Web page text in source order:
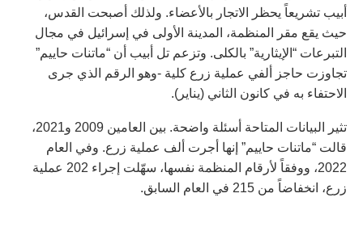
أبيب تشريعاً يحظر الاتجار بالأعضاء. ولذلك أصبحت القدس،
حيث يقع مقر المنظمة، المدينة الأولى في إسرائيل في مجال
التبرعات “الإيثارية” بالكلى. وتزعم تل أبيب أن “ماتنات حاييم”
تجاوزت حاجز ألفي عملية زرع كلية -وهو الرقم الذي جرى
الاحتفاء به في كانون الثاني (يناير).
تثير البيانات المتاحة أسئلة واضحة. بين العامين 2009 و2021،
قالت “ماتنات حاييم” إنها أجرت ألف عملية زرع. وفي العام
2022، ووفقاً لأرقام المنظمة نفسها، سهّلت إجراء 202 عملية
زرع، انخفاضاً من 215 في العام السابق.